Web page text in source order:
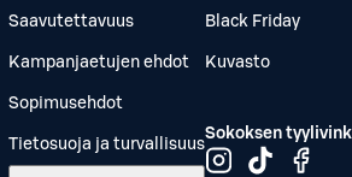
Saavutettavuus
Kampanjaetujen ehdot
Sopimusehdot
Tietosuoja ja turvallisuus
Black Friday
Kuvasto
Sokoksen